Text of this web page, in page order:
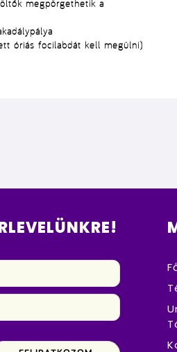
megpörgethetik a
focilabdát kell megülni)